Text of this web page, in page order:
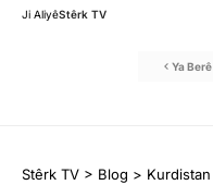
Ji AliyêStêrk TV
Ya Berê
Stêrk TV > Blog > Kurdistan